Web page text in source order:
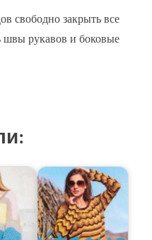
свободно закрыть все
рукавов и боковые